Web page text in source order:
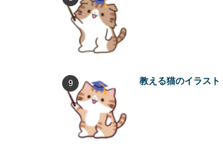
教える猫のイラスト